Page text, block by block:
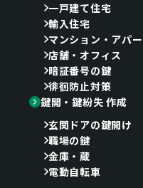
一戸建て住宅
輸入住宅
マンション・アパ
店舗・オフィス
暗証番号の鍵
徘徊防止対策
鍵開・鍵紛失 作成
玄関ドアの鍵開け
職場の鍵
金庫・蔵
電動自転車